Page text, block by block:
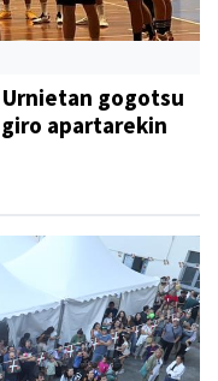
Urnietan gogotsu
apartarekin